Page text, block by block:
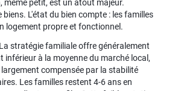
petit, est un atout majeur.
L'état du bien compte : les familles
logement propre et fonctionnel.
La stratégie familiale offre généralement
inférieur à la moyenne du marché local,
compensée par la stabilité
Les familles restent 4-6 ans en